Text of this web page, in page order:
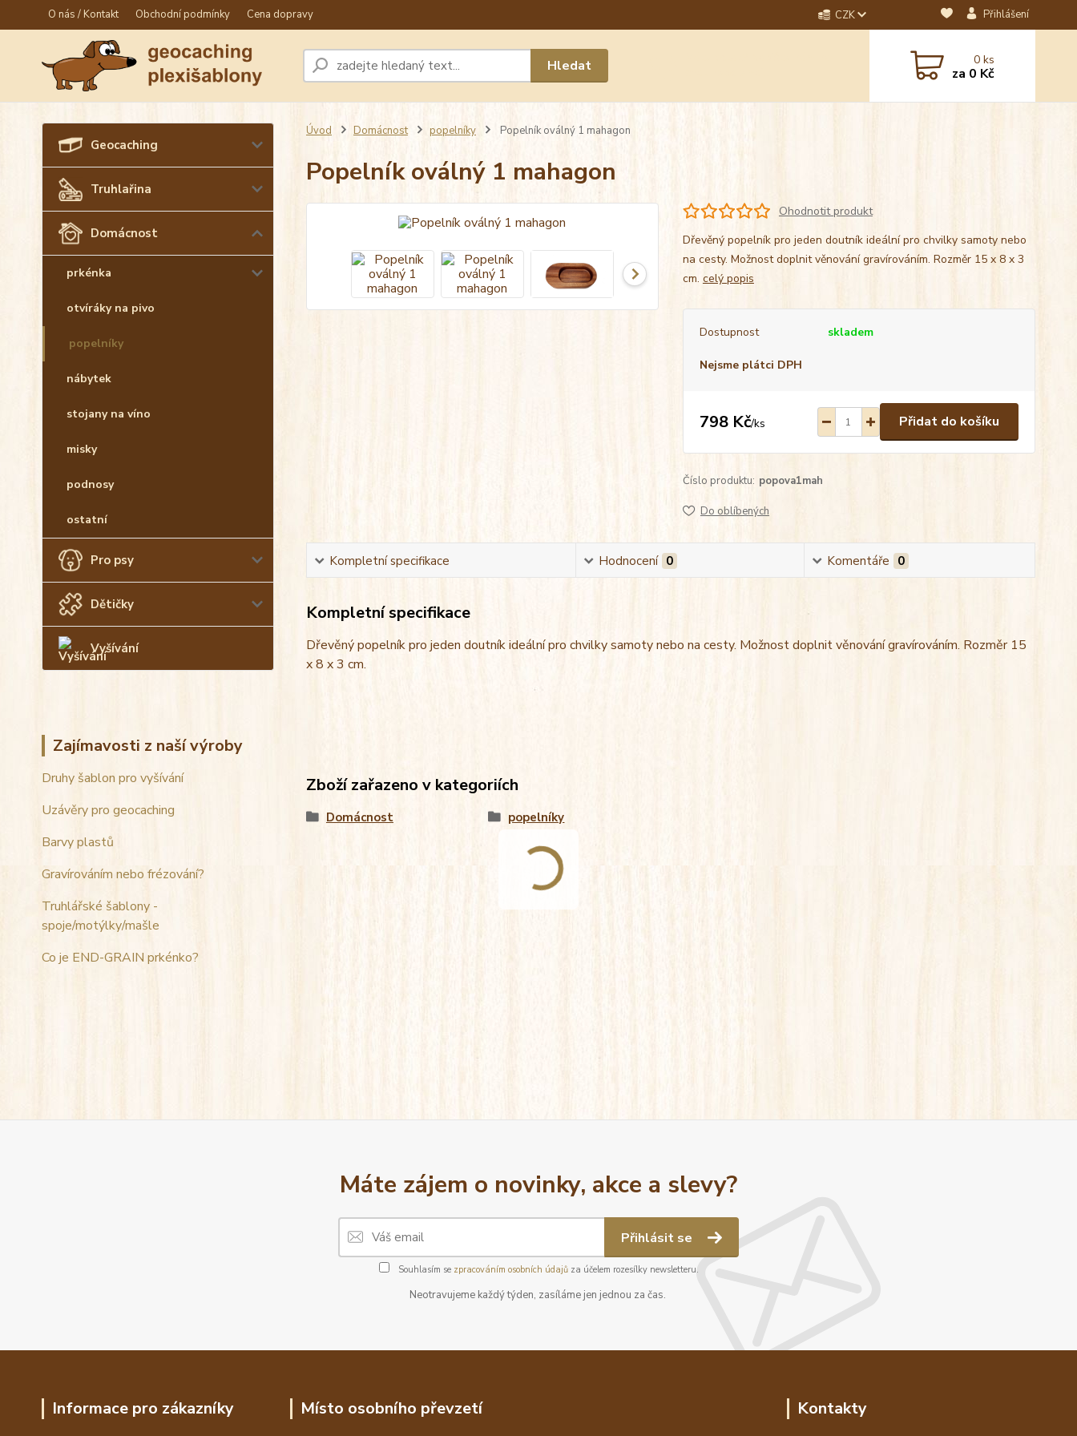
O nás / Kontakt Obchodní podmínky Cena dopravy CZK Přihlášení
Hledat 0ks
za 0 Kč
Geocaching
Truhlařina
Domácnost
prkénka
otvíráky na pivo
popelníky
nábytek
stojany na víno
misky
podnosy
ostatní
Pro psy
Dětičky
Vyšívání
Zajímavosti z naší výroby
Druhy šablon pro vyšívání
Uzávěry pro geocaching
Barvy plastů
Gravírováním nebo frézování?
Truhlářské šablony -
spoje/motýlky/mašle
Co je END-GRAIN prkénko?
Úvod Domácnost popelníky Popelník oválný 1 mahagon
Popelník oválný 1 mahagon
Ohodnotit produkt
Dřevěný popelník pro jeden doutník ideální pro chvilky samoty nebo
na cesty. Možnost doplnit věnování gravírováním. Rozměr 15 x 8 x 3
cm. celý popis
Dostupnost skladem
Nejsme plátci DPH
798 Kč/ks Přidat do košíku
Číslo produktu: popova1mah
Do oblíbených
Kompletní specifikace Hodnocení 0 Komentáře 0
Kompletní specifikace
Dřevěný popelník pro jeden doutník ideální pro chvilky samoty nebo na cesty. Možnost doplnit věnování gravírováním. Rozměr 15
x 8 x 3 cm.
Zboží zařazeno v kategoriích
Domácnost popelníky
Máte zájem o novinky, akce a slevy?
Přihlásit se
Souhlasím se zpracováním osobních údajůza účelem rozesílky newsletteru.
Neotravujeme každý týden, zasíláme jen jednou za čas.
Informace pro zákazníky Místo osobního převzetí Kontakty